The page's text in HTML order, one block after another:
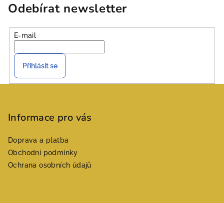
Odebírat newsletter
E-mail
Přihlásit se
Informace pro vás
Doprava a platba
Obchodní podmínky
Ochrana osobních údajů